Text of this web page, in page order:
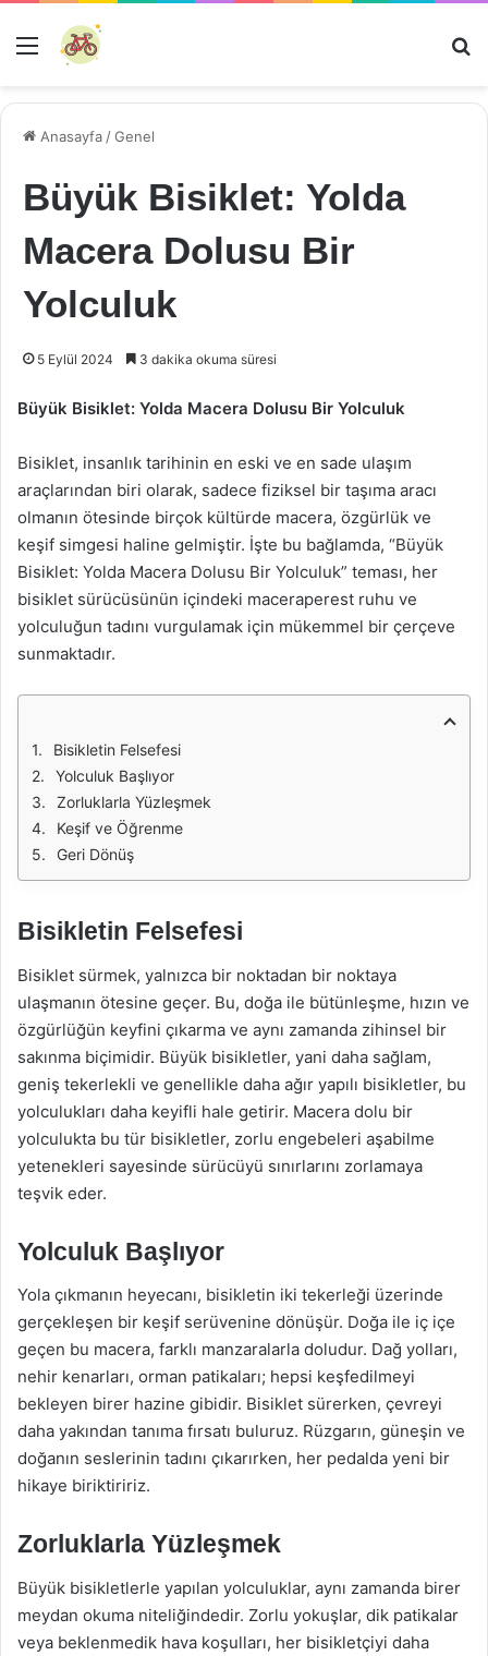
Menü
Anasayfa /Genel
Büyük Bisiklet: Yolda
Macera Dolusu Bir
Yolculuk
5 Eylül 2024 3 dakika okuma süresi
Büyük Bisiklet: Yolda Macera Dolusu Bir Yolculuk
Bisiklet, insanlık tarihinin en eski ve en sade ulaşım
araçlarından biri olarak, sadece fiziksel bir taşıma aracı
olmanın ötesinde birçok kültürde macera, özgürlük ve
keşif simgesi haline gelmiştir. İşte bu bağlamda, “Büyük
Bisiklet: Yolda Macera Dolusu Bir Yolculuk” teması, her
bisiklet sürücüsünün içindeki maceraperest ruhu ve
yolculuğun tadını vurgulamak için mükemmel bir çerçeve
sunmaktadır.
Bisikletin Felsefesi
Yolculuk Başlıyor
Zorluklarla Yüzleşmek
Keşif ve Öğrenme
Geri Dönüş
Bisikletin Felsefesi
Bisiklet sürmek, yalnızca bir noktadan bir noktaya
ulaşmanın ötesine geçer. Bu, doğa ile bütünleşme, hızın ve
özgürlüğün keyfini çıkarma ve aynı zamanda zihinsel bir
sakınma biçimidir. Büyük bisikletler, yani daha sağlam,
geniş tekerlekli ve genellikle daha ağır yapılı bisikletler, bu
yolculukları daha keyifli hale getirir. Macera dolu bir
yolculukta bu tür bisikletler, zorlu engebeleri aşabilme
yetenekleri sayesinde sürücüyü sınırlarını zorlamaya
teşvik eder.
Yolculuk Başlıyor
Yola çıkmanın heyecanı, bisikletin iki tekerleği üzerinde
gerçekleşen bir keşif serüvenine dönüşür. Doğa ile iç içe
geçen bu macera, farklı manzaralarla doludur. Dağ yolları,
nehir kenarları, orman patikaları; hepsi keşfedilmeyi
bekleyen birer hazine gibidir. Bisiklet sürerken, çevreyi
daha yakından tanıma fırsatı buluruz. Rüzgarın, güneşin ve
doğanın seslerinin tadını çıkarırken, her pedalda yeni bir
hikaye biriktiririz.
Zorluklarla Yüzleşmek
Büyük bisikletlerle yapılan yolculuklar, aynı zamanda birer
meydan okuma niteliğindedir. Zorlu yokuşlar, dik patikalar
veya beklenmedik hava koşulları, her bisikletçiyi daha